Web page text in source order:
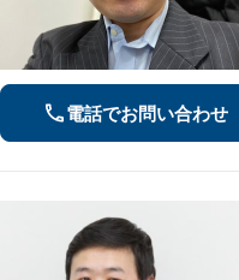
電話でお問い合わせ